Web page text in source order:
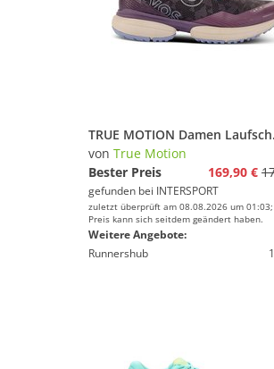
TRUE
von True Motion
Bester Preis
169,90 €
gefunden bei INTERSPORT
zuletzt überprüft am 08.08.2026 um
Preis kann sich seitdem geändert haben.
Weitere Angebote:
Runnershub